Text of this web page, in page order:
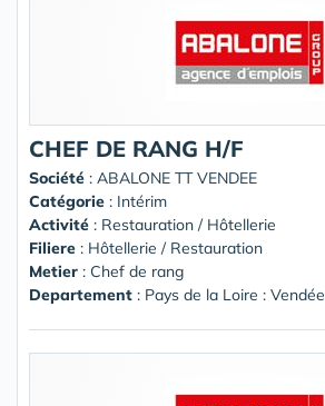
CHEF DE RANG H/F
Société : ABALONE TT VENDEE
Catégorie : Intérim
Activité : Restauration / Hôtellerie
Filiere : Hôtellerie / Restauration
Metier : Chef de rang
Departement : Pays de la Loire : Vendée